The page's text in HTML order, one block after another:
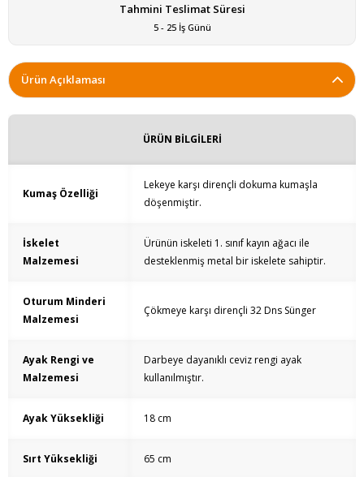
Tahmini Teslimat Süresi
5 - 25 İş Günü
Ürün Açıklaması
ÜRÜN BİLGİLERİ
Kumaş Özelliği
Lekeye karşı dirençli dokuma kumaşla
döşenmiştir.
İskelet
Malzemesi
Ürünün iskeleti 1. sınıf kayın ağacı ile
desteklenmiş metal bir iskelete sahiptir.
Oturum Minderi
Malzemesi
Çökmeye karşı dirençli 32 Dns Sünger
Ayak Rengi ve
Malzemesi
Darbeye dayanıklı ceviz rengi ayak
kullanılmıştır.
Ayak Yüksekliği 18 cm
Sırt Yüksekliği 65 cm